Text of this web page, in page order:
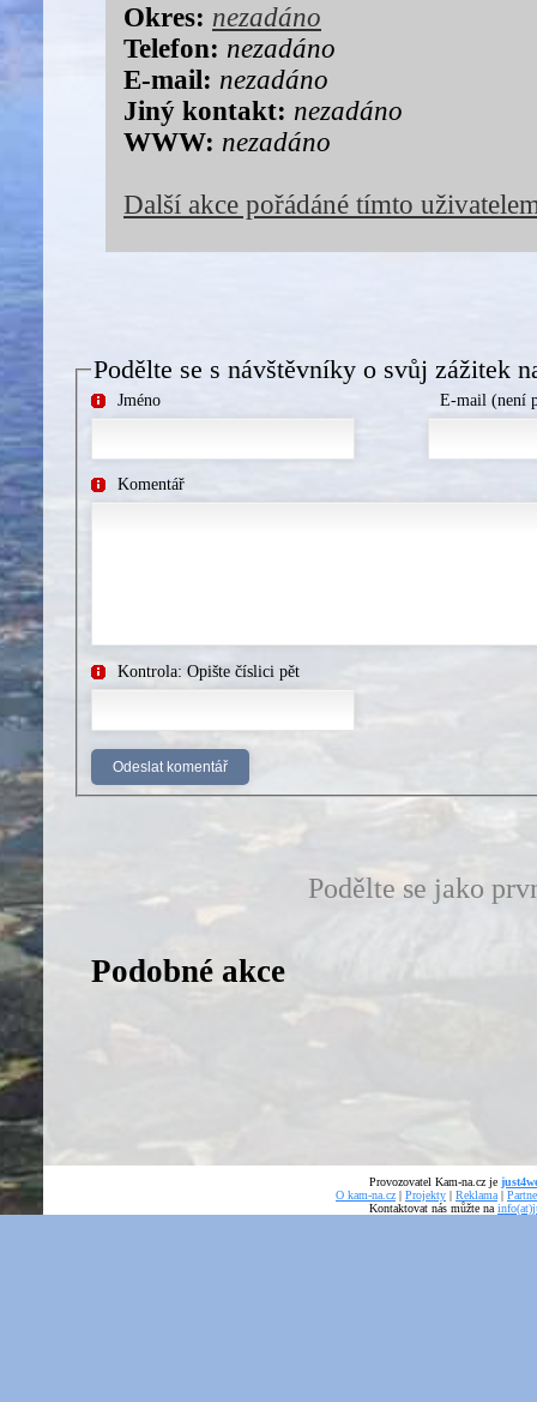
Okres: nezadáno
Telefon: nezadáno
E-mail: nezadáno
Jiný kontakt: nezadáno
WWW: nezadáno
Další akce pořádáné tímto
Podělte se s návštěvníky o svůj zážitek
Jméno E-mail (není
Komentář
Kontrola: Opište číslici pět
Podělte se jako
Podobné akce
Provozovatel Kam-na.cz je
O kam-na.cz | Projekty | Reklama |
Kontaktovat nás můžte na